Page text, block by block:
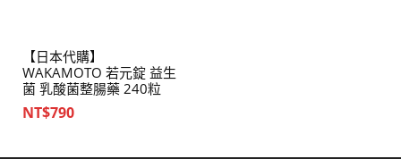
【日本代購】
WAKAMOTO 若元錠 益生
菌 乳酸菌整腸藥 240粒
NT$790